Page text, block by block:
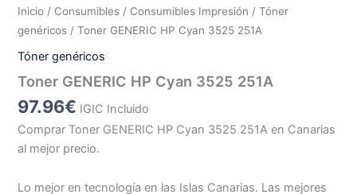
Inicio / Consumibles / Consumibles Impresión /Tóner
genéricos / Toner GENERIC HP Cyan 3525 251A
Tóner genéricos
Toner GENERIC HP Cyan 3525 251A
97.96€ IGIC Incluido
Comprar Toner GENERIC HP Cyan 3525 251A en Canarias
al mejor precio.
Lo mejor en tecnología en las Islas Canarias. Las mejores